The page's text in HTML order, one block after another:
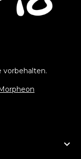
vorbehalten.
